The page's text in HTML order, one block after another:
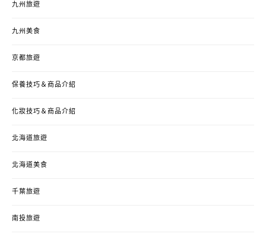
九州旅遊
九州美食
京都旅遊
保養技巧＆商品介紹
化妝技巧＆商品介紹
北海道旅遊
北海道美食
千葉旅遊
南投旅遊